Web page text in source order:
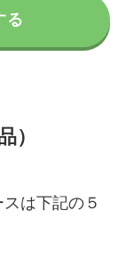
る
）
は下記の５